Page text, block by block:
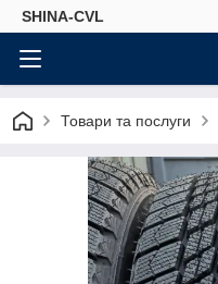
SHINA-CVL
Товари та послуги